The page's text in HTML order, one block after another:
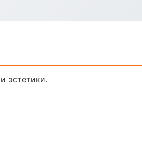
эстетики.